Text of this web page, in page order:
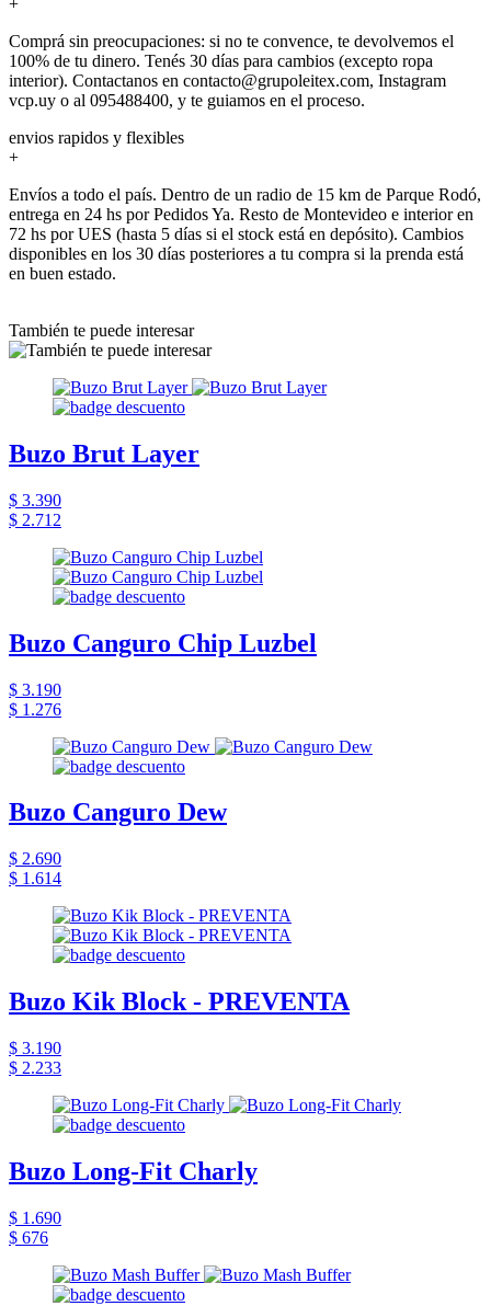
Comprá sin preocupaciones: si no te convence, te devolvemos el
100% de tu dinero. Tenés 30 días para cambios (excepto ropa
interior). Contactanos en contacto@grupoleitex.com, Instagram
vcp.uy o al 095488400, y te guiamos en el proceso.
envios rapidos y flexibles
+
Envíos a todo el país. Dentro de un radio de 15 km de Parque Rodó,
entrega en 24 hs por Pedidos Ya. Resto de Montevideo e interior en
72 hs por UES (hasta 5 días si el stock está en depósito). Cambios
disponibles en los 30 días posteriores a tu compra si la prenda está
en buen estado.
También te puede interesar
Buzo Brut Layer
$ 3.390
$ 2.712
Buzo Canguro Chip Luzbel
$ 3.190
$ 1.276
Buzo Canguro Dew
$ 2.690
$ 1.614
Buzo Kik Block - PREVENTA
$ 3.190
$ 2.233
Buzo Long-Fit Charly
$ 1.690
$ 676